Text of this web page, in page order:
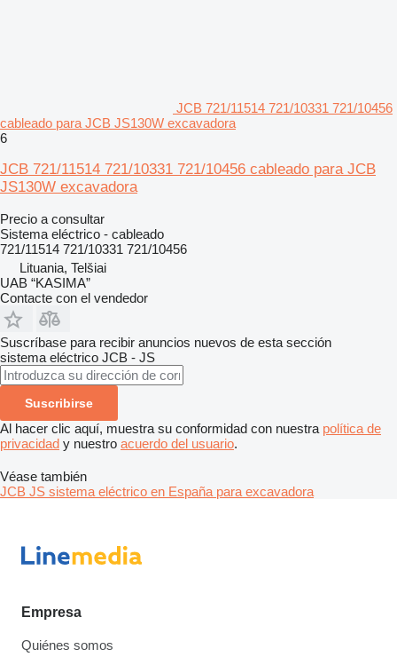
JCB 721/11514 721/10331 721/10456
cableado para JCB JS130W excavadora
6
JCB 721/11514 721/10331 721/10456 cableado para JCB
JS130W excavadora
Precio a consultar
Sistema eléctrico - cableado
721/11514 721/10331 721/10456
Lituania, Telšiai
UAB “KASIMA”
Contacte con el vendedor
Suscríbase para recibir anuncios nuevos de esta sección
sistema eléctrico JCB - JS
Suscribirse
Al hacer clic aquí, muestra su conformidad con nuestra política de
privacidad y nuestro acuerdo del usuario.
Véase también
JCB JS sistema eléctrico en España para excavadora
Empresa
Quiénes somos